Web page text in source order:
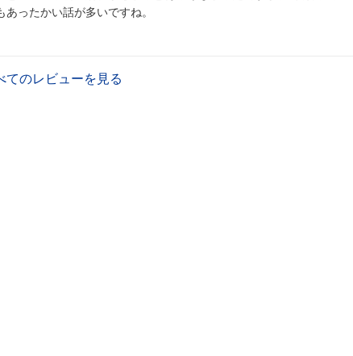
ったかい話が多いですね。
てのレビューを見る